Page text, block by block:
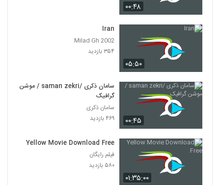
۰۰:۴۸
۰۵:۵۰
Iran
Milad Gh 2002
۳۵۴ بازدید
۰۰:۴۵
سامان ذکری /saman zekri / موشن
گرافیک
سامان ذکری
۴۶۹ بازدید
۰۱:۳۵:۰۰
Yellow Movie Download Free
فیلم رایگان
۵۸۰ بازدید